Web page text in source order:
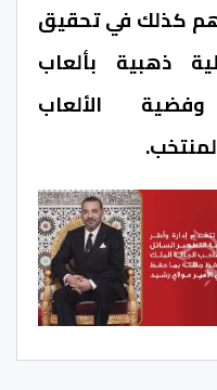
كذلك في تحقيق
ذهبية بألعاب
الألعاب